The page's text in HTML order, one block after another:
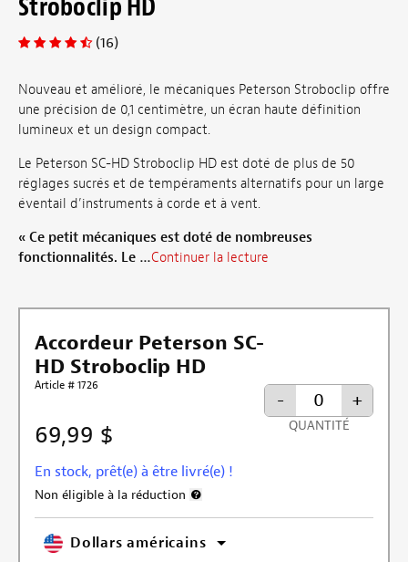
Stroboclip HD
(16)
Nouveau et amélioré, le mécaniques Peterson Stroboclip offre
une précision de 0,1 centimètre, un écran haute définition
lumineux et un design compact.
Le Peterson SC-HD Stroboclip HD est doté de plus de 50
réglages sucrés et de tempéraments alternatifs pour un large
éventail d’instruments à corde et à vent.
« Ce petit mécaniques est doté de nombreuses
fonctionnalités. Le …Continuer la lecture
Accordeur Peterson SC-
HD Stroboclip HD
Article # 1726
69,99 $
En stock, prêt(e) à être livré(e) !
Non éligible à la réduction
- +
QUANTITÉ
Dollars américains